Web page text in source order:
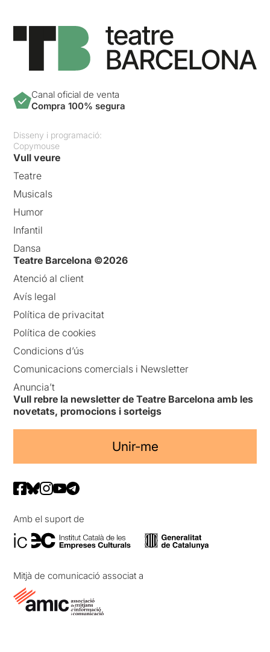
Canal oficial de venta
Compra 100% segura
Disseny i programació:
Copymouse
Vull veure
Teatre
Musicals
Humor
Infantil
Dansa
Teatre Barcelona ©2026
Atenció al client
Avís legal
Política de privacitat
Política de cookies
Condicions d’ús
Comunicacions comercials i Newsletter
Anuncia’t
Vull rebre la newsletter de Teatre Barcelona amb les
novetats, promocions i sorteigs
Unir-me
Amb el suport de
Mitjà de comunicació associat a